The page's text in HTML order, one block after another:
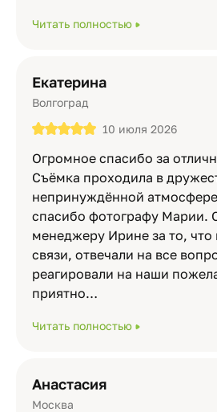
Читать полностью
Екатерина
Волгоград
10 июля 2026
Огромное спасибо за
Съёмка проходила в
непринуждённой
спасибо фотографу Марии.
менеджеру Ирине за то, что
связи, отвечали на все
реагировали на наши
приятно…
Читать полностью
Анастасия
Москва